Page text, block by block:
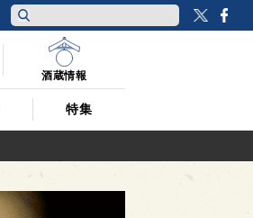
特集
酒蔵情報